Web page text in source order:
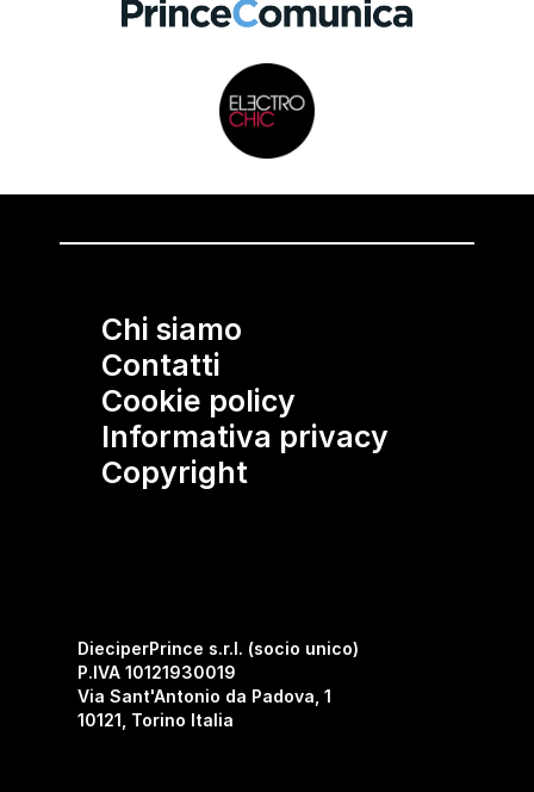
Chi siamo
Contatti
Cookie policy
Informativa privacy
Copyright
DieciperPrince s.r.l. (socio unico)
P.IVA 10121930019
Via Sant'Antonio da Padova, 1
10121, Torino Italia